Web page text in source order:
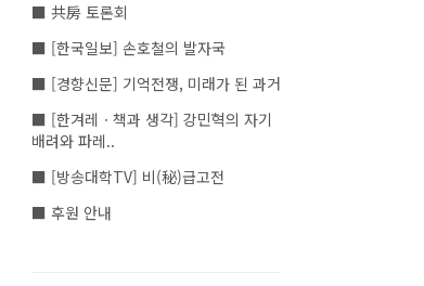
■ 共房 토론회
■ [한국일보] 손호철의 발자국
■ [경향신문] 기억전쟁, 미래가 된 과거
■ [한겨레ㆍ책과 생각] 강민혁의 자기
배려와 파레..
■ [방송대학TV] 비(秘)급고전
■ 후원 안내